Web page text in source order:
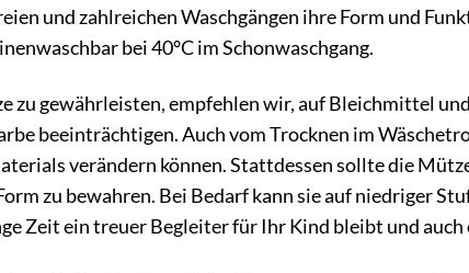
und zahlreichen Waschgängen ihre Form und
bei 40°C im Schonwaschgang.
zu gewährleisten, empfehlen wir, auf Bleichmittel
beeinträchtigen. Auch vom Trocknen im
verändern können. Stattdessen sollte die
zu bewahren. Bei Bedarf kann sie auf niedriger
Zeit ein treuer Begleiter für Ihr Kind bleibt und